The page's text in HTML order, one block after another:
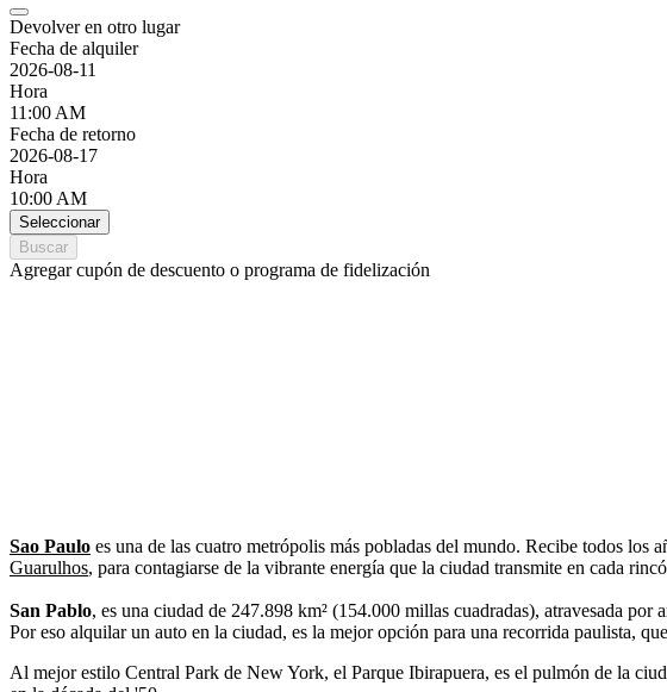
Devolver en otro lugar
Fecha de alquiler
2026-08-11
Hora
11:00 AM
Fecha de retorno
2026-08-17
Hora
10:00 AM
Seleccionar
Buscar
Agregar cupón de descuento o programa de fidelización
Sao Paulo es una de las cuatro metrópolis más pobladas del mundo. Recibe todos
Guarulhos, para contagiarse de la vibrante energía que la ciudad transmite en cada
San Pablo, es una ciudad de 247.898 km² (154.000 millas cuadradas), atravesada
Por eso alquilar un auto en la ciudad, es la mejor opción para una recorrida paulista,
Al mejor estilo Central Park de New York, el Parque Ibirapuera, es el pulmón de la